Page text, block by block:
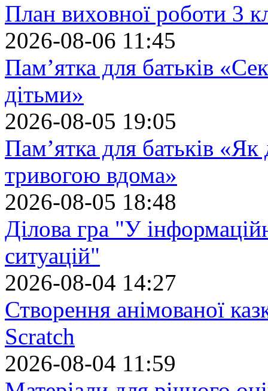
План виховної роботи 3
2026-08-06 11:45
Пам’ятка для батьків
дітьми»
2026-08-05 19:05
Пам’ятка для батьків
тривогою вдома»
2026-08-05 18:48
Ділова гра "У
ситуацій"
2026-08-04 14:27
Створення анімованої
Scratch
2026-08-04 11:59